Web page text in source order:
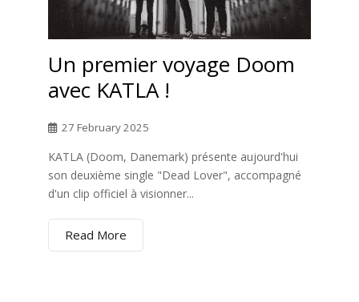
Un premier voyage Doom
avec KATLA !
27 February 2025
KATLA (Doom, Danemark) présente aujourd'hui
son deuxième single "Dead Lover", accompagné
d'un clip officiel à visionner...
Read More